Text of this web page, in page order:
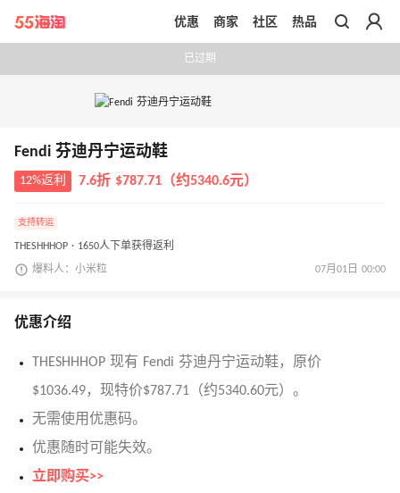
带你去官网买正品
优惠 商家 社区 热品
已过期
Fendi 芬迪丹宁运动鞋
12%返利 7.6折 $787.71（约5340.6元）
支持转运
THESHHHOP · 1650人下单获得返利
爆料人：小米粒 07月01日 00:00
优惠介绍
THESHHHOP 现有 Fendi 芬迪丹宁运动鞋，原价
$1036.49，现特价$787.71（约5340.60元）。
无需使用优惠码。
优惠随时可能失效。
立即购买>>